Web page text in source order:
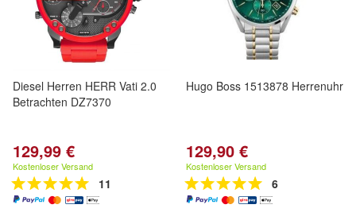
Diesel Herren HERR Vati 2.0
Betrachten DZ7370
129,99 €
Kostenloser Versand
11
Hugo Boss 1513878 Herrenuhr
129,90 €
Kostenloser Versand
6